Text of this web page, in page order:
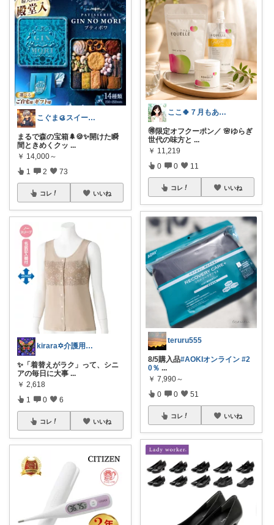
こぐま🥮スイーツ大好き😍
まるで森の宝箱🌲🍪✨開けた瞬
間ときめくクッ ...
￥ 14,000～
1 2 73
コレ いいね
kirara✡介護用品🌈
✨「着替えがラク」って、シニ
アの毎日に大事 ...
￥ 2,618
1 0 6
コレ いいね
ここ🍀７月もありがとう🍀
🉐限定オフクーポン／ 🌸ゆらぎ
世代の味方と ...
￥ 11,219
0 0 11
コレ いいね
teruru555
8/5購入品#AOKIオンライン #2
0％ ...
￥ 7,990～
0 0 51
コレ いいね